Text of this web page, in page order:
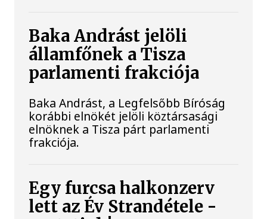
Baka Andrást jelöli
államfőnek a Tisza
parlamenti frakciója
Baka Andrást, a Legfelsőbb Bíróság
korábbi elnökét jelöli köztársasági
elnöknek a Tisza párt parlamenti
frakciója.
Egy furcsa halkonzerv
lett az Év Strandétele -